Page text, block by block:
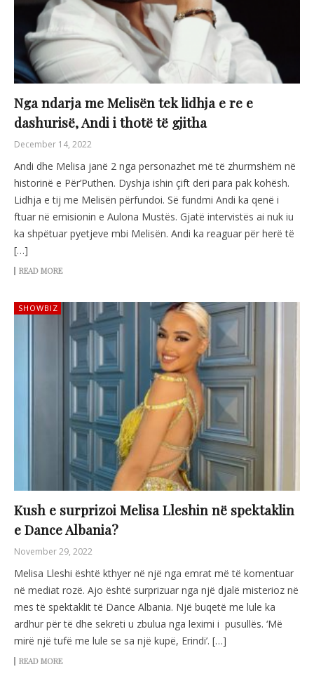
Nga ndarja me Melisën tek lidhja e re e
dashurisë, Andi i thotë të gjitha
December 14, 2022
Andi dhe Melisa janë 2 nga personazhet më të zhurmshëm në
historinë e Për’Puthen. Dyshja ishin çift deri para pak kohësh.
Lidhja e tij me Melisën përfundoi. Së fundmi Andi ka qenë i
ftuar në emisionin e Aulona Mustës. Gjatë intervistës ai nuk iu
ka shpëtuar pyetjeve mbi Melisën. Andi ka reaguar për herë të
[…]
READ MORE
SHOWBIZ
Kush e surprizoi Melisa Lleshin në spektaklin
e Dance Albania?
November 29, 2022
Melisa Lleshi është kthyer në një nga emrat më të komentuar
në mediat rozë. Ajo është surprizuar nga një djalë misterioz në
mes të spektaklit të Dance Albania. Një buqetë me lule ka
ardhur për të dhe sekreti u zbulua nga leximi i pusullës. ‘Më
mirë një tufë me lule se sa një kupë, Erindi’. […]
READ MORE